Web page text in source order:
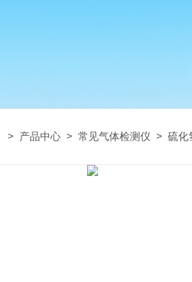
> 产品中心 > 常见气体检测仪 > 硫化